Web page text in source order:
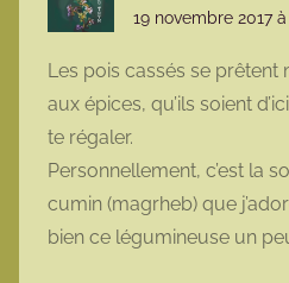
19 novembre 2017
Les pois cassés se
aux épices, qu’ils soient
te régaler.
Personnellement, c’est la
cumin (magrheb) que
bien ce légumineuse un